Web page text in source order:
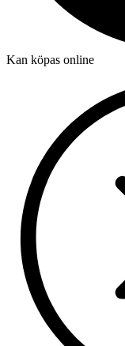
Kan köpas online